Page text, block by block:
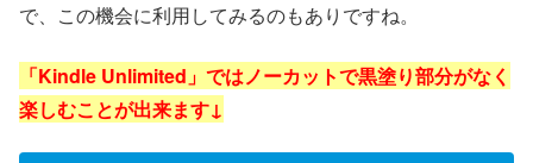
で、この機会に利用してみるのもありですね。
「Kindle Unlimited」ではノーカットで黒塗り部分がなく
楽しむことが出来ます↓